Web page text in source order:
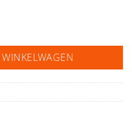
GL-76023 aantal